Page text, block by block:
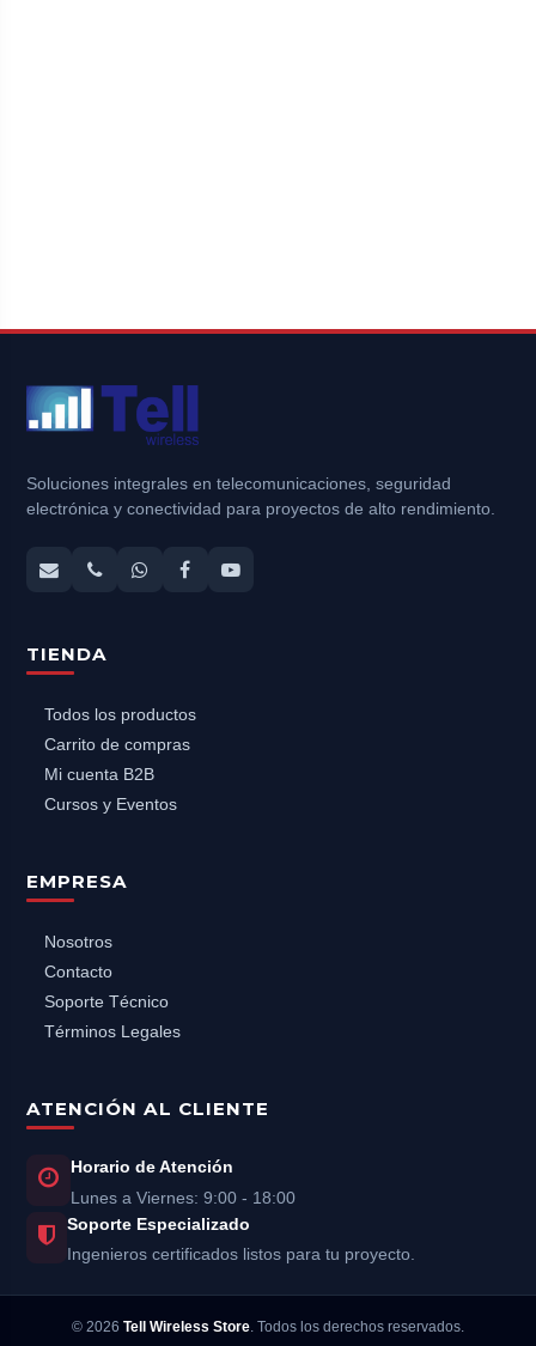
Soluciones integrales en telecomunicaciones, seguridad
electrónica y conectividad para proyectos de alto rendimiento.
TIENDA
Todos los productos
Carrito de compras
Mi cuenta B2B
Cursos y Eventos
EMPRESA
Nosotros
Contacto
Soporte Técnico
Términos Legales
ATENCIÓN AL CLIENTE
Horario de Atención
Lunes a Viernes: 9:00 - 18:00
Soporte Especializado
Ingenieros certificados listos para tu proyecto.
© 2026 Tell Wireless Store. Todos los derechos reservados.